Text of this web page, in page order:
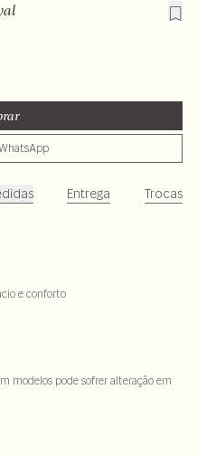
Entrega Trocas
e conforto
modelos pode sofrer alteração em